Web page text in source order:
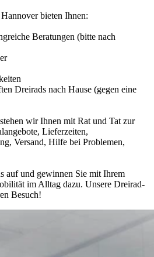
bieten Ihnen:
Beratungen (bitte nach
Dreirads nach Hause (gegen eine
wir Ihnen mit Rat und Tat zur
Lieferzeiten,
Versand, Hilfe bei Problemen,
auf und gewinnen Sie mit Ihrem
im Alltag dazu. Unsere Dreirad-
Besuch!